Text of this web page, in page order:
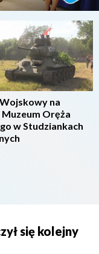
na
Oręża
w Studziankach
się kolejny